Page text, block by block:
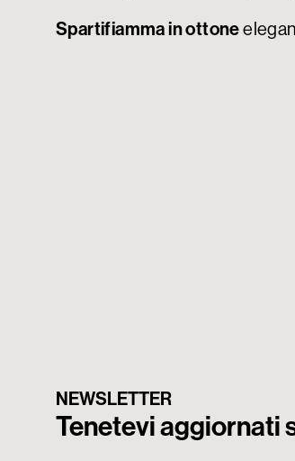
Spartifiamma in ottone
NEWSLETTER
Tenetevi aggiornati